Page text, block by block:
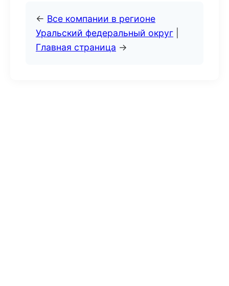
← Все компании в регионе
Уральский федеральный округ
Главная страница →